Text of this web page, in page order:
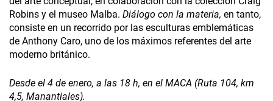
Robins y el museo Malba­. Diálogo con la materia, en tanto,
consiste en un recorrido por las esculturas emblemáticas
de Anthony Caro, uno de los máximos referentes del arte
moderno británico.
Desde el 4 de enero, a las 18 h, en el MACA (Ruta 104, km
4,5, Manantiales).